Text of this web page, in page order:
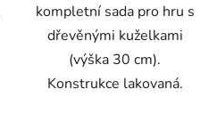
kompletní sada pro hru s
dřevěnými kuželkami
(výška 30 cm).
Konstrukce lakovaná.